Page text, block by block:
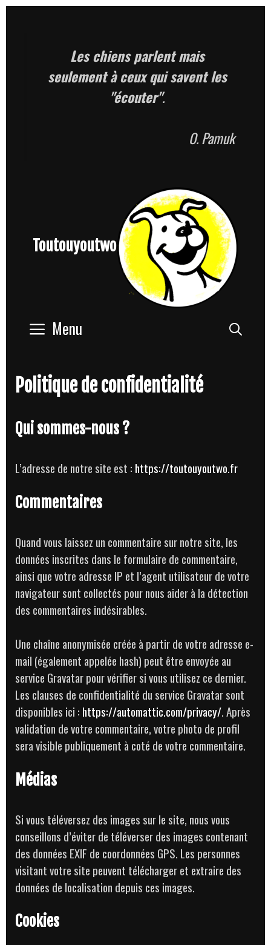
Les chiens parlent mais
seulement à ceux qui savent les
"écouter".
O.Pamuk
Toutouyoutwo
Menu
Politique de confidentialité
Qui sommes-nous ?
L’adresse de notre site est : https://toutouyoutwo.fr
Commentaires
Quand vous laissez un commentaire sur notre site, les
données inscrites dans le formulaire de commentaire,
ainsi que votre adresse IP et l’agent utilisateur de votre
navigateur sont collectés pour nous aider à la détection
des commentaires indésirables.
Une chaîne anonymisée créée à partir de votre adresse e-
mail (également appelée hash) peut être envoyée au
service Gravatar pour vérifier si vous utilisez ce dernier.
Les clauses de confidentialité du service Gravatar sont
disponibles ici : https://automattic.com/privacy/. Après
validation de votre commentaire, votre photo de profil
sera visible publiquement à coté de votre commentaire.
Médias
Si vous téléversez des images sur le site, nous vous
conseillons d’éviter de téléverser des images contenant
des données EXIF de coordonnées GPS. Les personnes
visitant votre site peuvent télécharger et extraire des
données de localisation depuis ces images.
Cookies